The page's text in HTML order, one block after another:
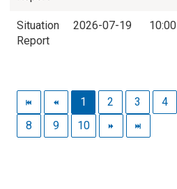
Situation
Report
2026-07-19 10:00
1 2 3 4
8
9 10